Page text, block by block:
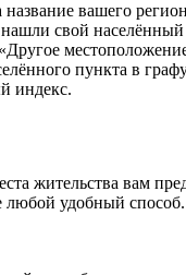
вашего
свой населённый
пункта в
индекс.
жительства вам
любой удобный способ.